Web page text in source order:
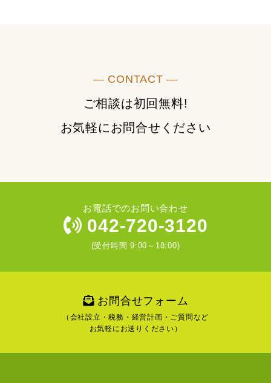
― CONTACT ―
ご相談は初回無料!
お気軽にお問合せください
お電話でのお問い合わせ
042-720-3120
(受付時間 9:00～18:00)
お問合せフォーム
（会社設立・税務・経営計画・ご質問など
お気軽にお送りください）